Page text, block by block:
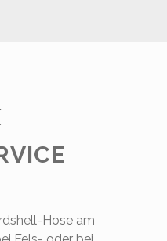
Hose am